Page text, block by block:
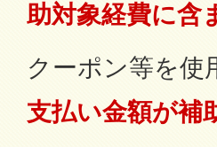
助対象経費に含
クーポン等を使
支払い金額が補